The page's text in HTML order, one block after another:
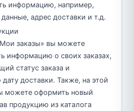
информацию, например,
адрес доставки и т.д.
заказы» вы можете
информацию о своих заказах,
статус заказа и
доставки. Также, на этой
можете оформить новый
продукцию из каталога